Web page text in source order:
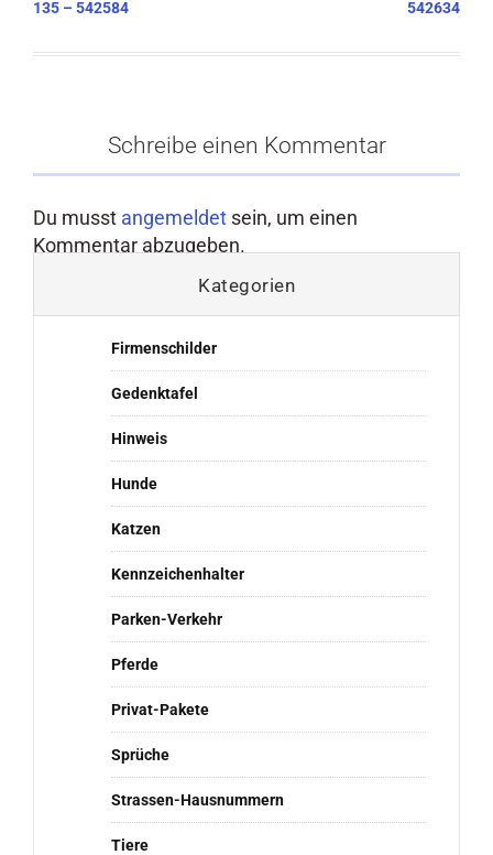
135 – 542584 542634
Schreibe einen Kommentar
Du musst angemeldet sein, um einen
Kommentar abzugeben.
Kategorien
Firmenschilder
Gedenktafel
Hinweis
Hunde
Katzen
Kennzeichenhalter
Parken-Verkehr
Pferde
Privat-Pakete
Sprüche
Strassen-Hausnummern
Tiere